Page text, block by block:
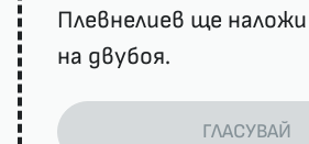
Плевнелиев ще
на двубоя.
ГЛАСУВАЙ